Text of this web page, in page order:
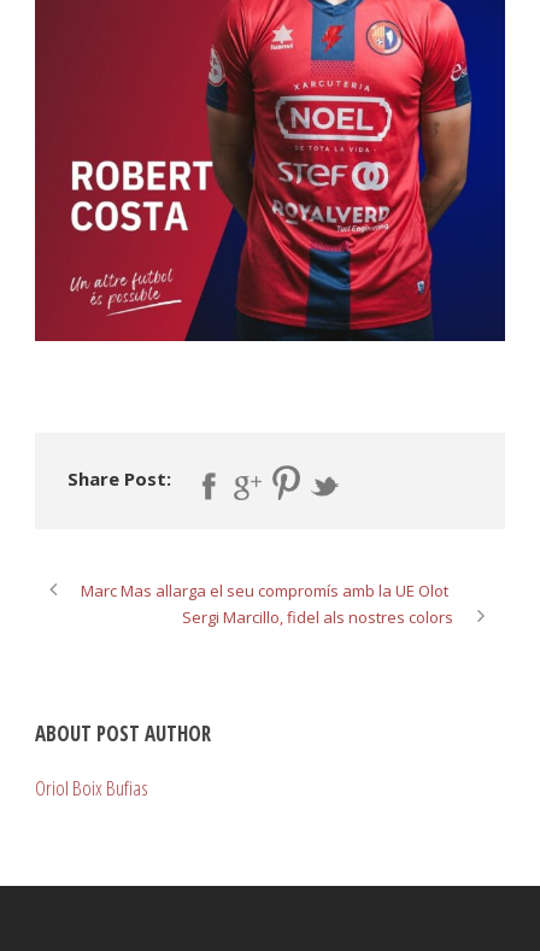
Share Post:
Marc Mas allarga el seu compromís amb la UE Olot
Sergi Marcillo, fidel als nostres colors
ABOUT POST AUTHOR
Oriol Boix Bufias